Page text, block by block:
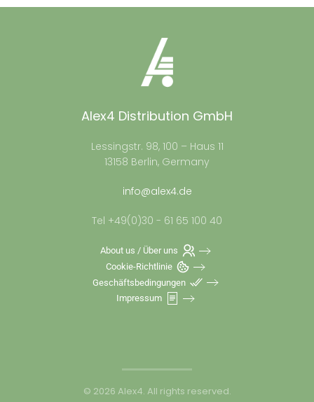
Alex4 Distribution GmbH
Lessingstr. 98, 100 – Haus 11
13158 Berlin, Germany
info@alex4.de
Tel +49(0)30 - 61 65 100 40
About us / Über uns
Cookie-Richtlinie
Geschäftsbedingungen
Impressum
© 2026 Alex4. All rights reserved.